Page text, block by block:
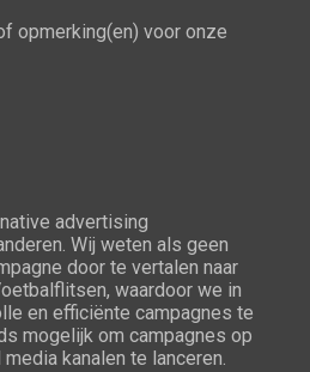
opmerking(en) voor onze
advertising
Wij weten als geen
door te vertalen naar
waardoor we in
en efficiënte campagnes te
mogelijk om campagnes op
kanalen te lanceren.